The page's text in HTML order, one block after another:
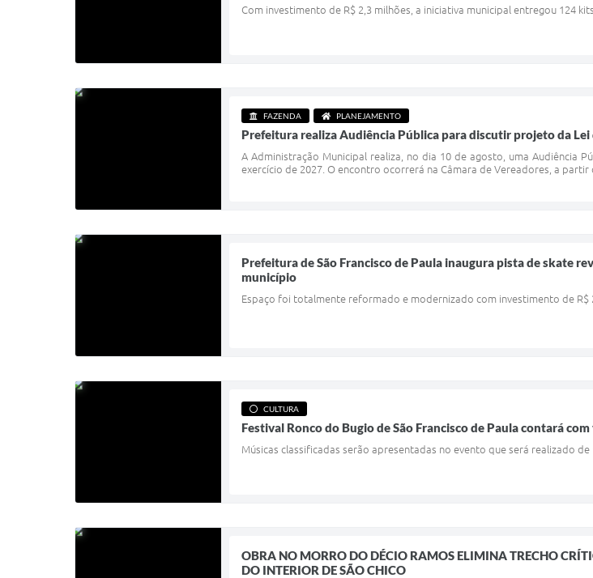
Com investimento de R$ 2,3 milhões, a iniciativa municipal entregou 124
FAZENDA PLANEJAMENTO
Prefeitura realiza Audiência Pública para discutir projeto da
A Administração Municipal realiza, no dia 10 de agosto, uma Audiência
exercício de 2027. O encontro ocorrerá na Câmara de Vereadores, a
Prefeitura de São Francisco de Paula inaugura pista de skate
município
Espaço foi totalmente reformado e modernizado com investimento de R$
CULTURA
Festival Ronco do Bugio de São Francisco de Paula contará
Músicas classificadas serão apresentadas no evento que será realizado de
OBRA NO MORRO DO DÉCIO RAMOS ELIMINA TRECHO
DO INTERIOR DE SÃO CHICO